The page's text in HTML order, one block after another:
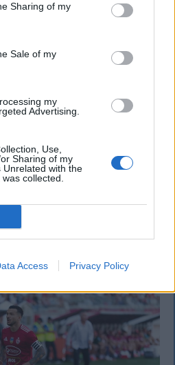
Sharing of my
Sale of my
my
Advertising.
Use,
Sharing of my
Unrelated with the
collected.
Access Privacy Policy